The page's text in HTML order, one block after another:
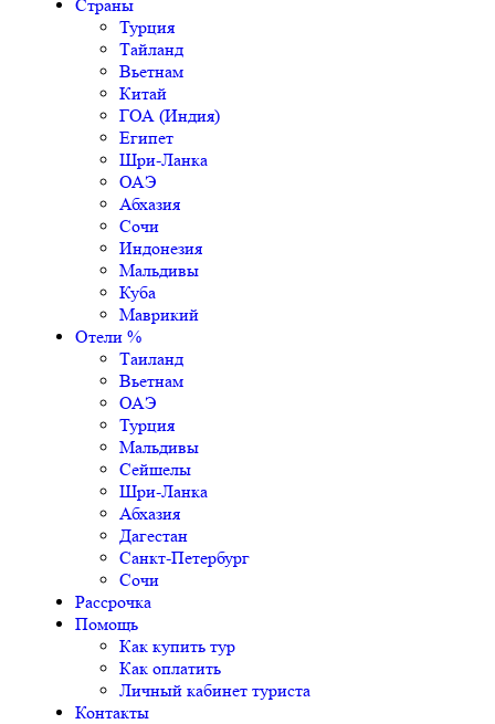
Страны
Турция
Тайланд
Вьетнам
Китай
ГОА (Индия)
Египет
Шри-Ланка
ОАЭ
Абхазия
Сочи
Индонезия
Мальдивы
Куба
Маврикий
Отели %
Таиланд
Вьетнам
ОАЭ
Турция
Мальдивы
Сейшелы
Шри-Ланка
Абхазия
Дагестан
Санкт-Петербург
Сочи
Рассрочка
Помощь
Как купить тур
Как оплатить
Личный кабинет туриста
Контакты